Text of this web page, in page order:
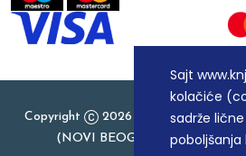
Sajt
kolačiće
sadrže
poboljšanja
Copyright
2026 Knjizara.com -
(NOVI BEOGRAD), PIB: